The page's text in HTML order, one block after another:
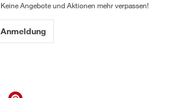
Angebote und Aktionen mehr verpassen!